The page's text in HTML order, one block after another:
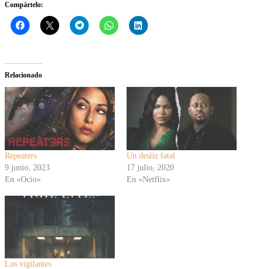
Compártelo:
Relacionado
Repeaters
9 junio, 2023
En «Ocio»
Un desliz fatal
17 julio, 2020
En «Netflix»
Los vigilantes